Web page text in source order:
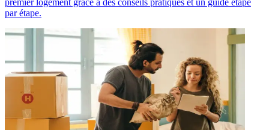
premier logement grâce à des conseils pratiques et un guide étape
par étape.